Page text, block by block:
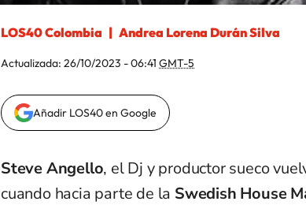
LOS40 Colombia Andrea Lorena Durán Silva
Actualizada: 26/10/2023 - 06:41 GMT-5
Añadir LOS40 en Google
Steve Angello, el Dj y productor sueco
cuando hacia parte de la Swedish House